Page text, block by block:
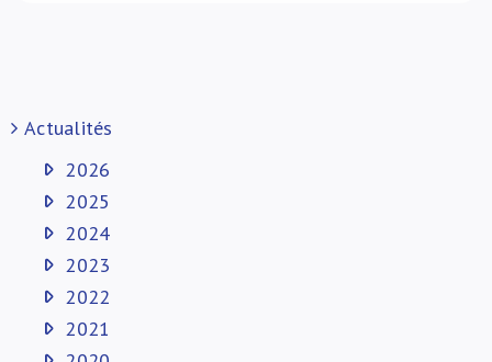
Actualités
2026
2025
2024
2023
2022
2021